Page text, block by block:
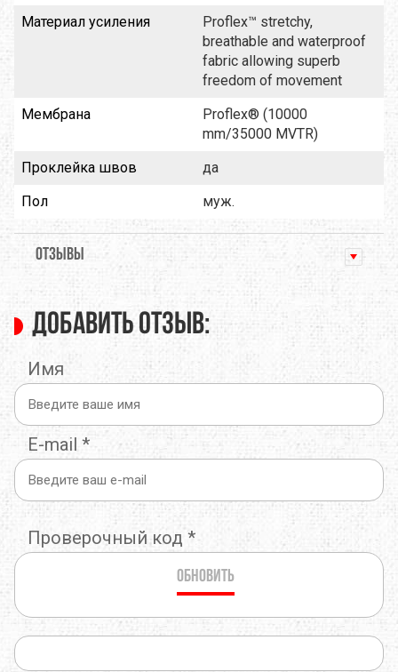
Материал усиления
Proflex™ stretchy,
breathable and waterproof
fabric allowing superb
freedom of movement
Мембрана
Proflex® (10000
mm/35000 MVTR)
Проклейка швов
да
Пол
муж.
ОТЗЫВЫ
Добавить отзыв:
Имя
E-mail *
Проверочный код *
Обновить